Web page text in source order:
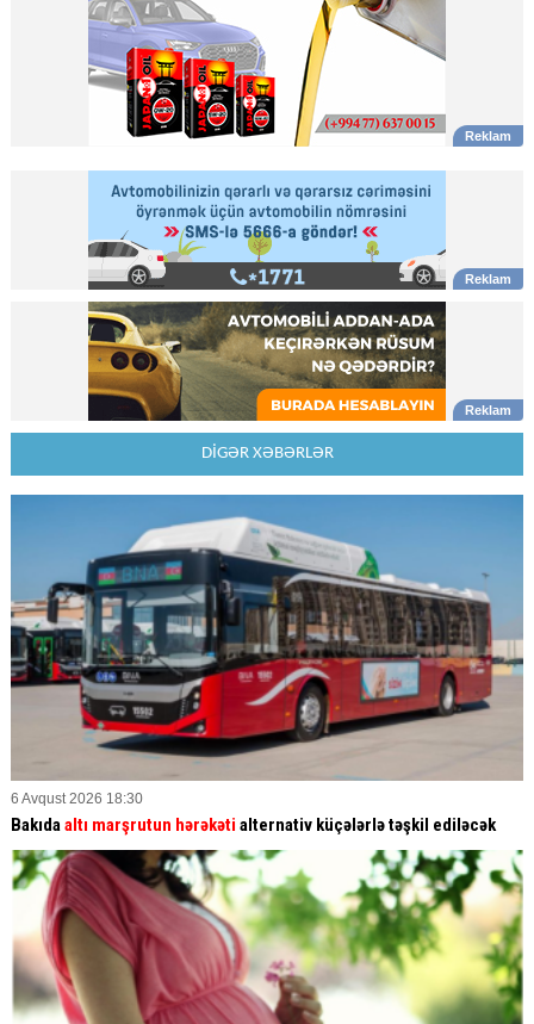
DİGƏR XƏBƏRLƏR
6 Avqust 2026 18:30
Bakıdaaltı marşrutun hərəkəti alternativ küçələrlə təşkil ediləcək